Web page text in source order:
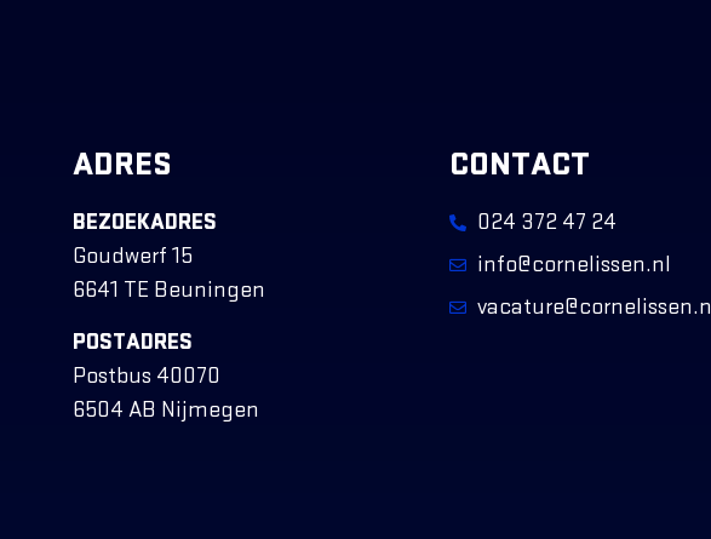
ADRES
BEZOEKADRES
Goudwerf 15
6641 TE Beuningen
POSTADRES
Postbus 40070
6504 AB Nijmegen
CONTACT
024 372 47 24
info@cornelissen.nl
vacature@cornelissen.nl